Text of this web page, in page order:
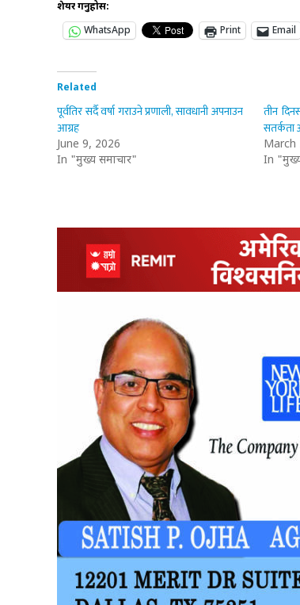
शेयर गर्नुहोस:
WhatsApp
Print Email
Related
पूर्वतिर सर्दै वर्षा गराउने प्रणाली, सावधानी अपनाउन
आग्रह
June 9, 2026
In "मुख्य समाचार"
तीन
सतर्कता
March
In